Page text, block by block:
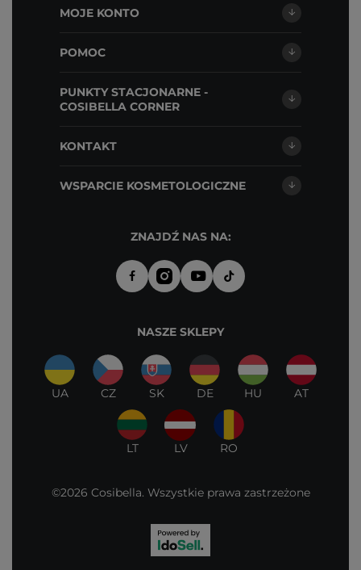
MOJE KONTO
POMOC
PUNKTY STACJONARNE -
COSIBELLA CORNER
KONTAKT
WSPARCIE KOSMETOLOGICZNE
ZNAJDŹ NAS NA:
NASZE SKLEPY
UA CZ SK DE HU AT
LT LV RO
©2026 Cosibella. Wszystkie prawa zastrzeżone